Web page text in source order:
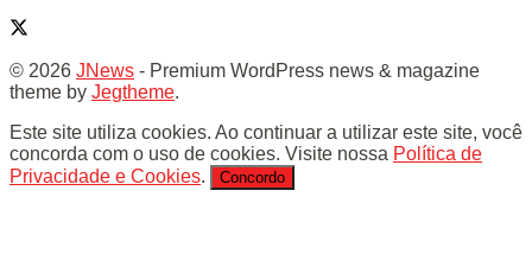
© 2026 JNews - Premium WordPress news & magazine
theme by Jegtheme.
Este site utiliza cookies. Ao continuar a utilizar este site, você
concorda com o uso de cookies. Visite nossa Política de
Privacidade e Cookies. Concordo